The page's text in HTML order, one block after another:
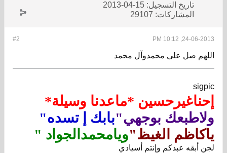
تاريخ التسجيل: 15-04-2013
المشاركات: 29107
#2 24-06-2013, 10:12 PM
اللهم صل على محمدوآل محمد
sigpic
إحناغيرحسين *ماعدنا وسيلة*
ولاطبعك بوجهي"بابك إ تسده"
ياكاظم الغيظ"ويامحمدالجواد "
لجن أبقه عبدكم وإنتم أسيادي